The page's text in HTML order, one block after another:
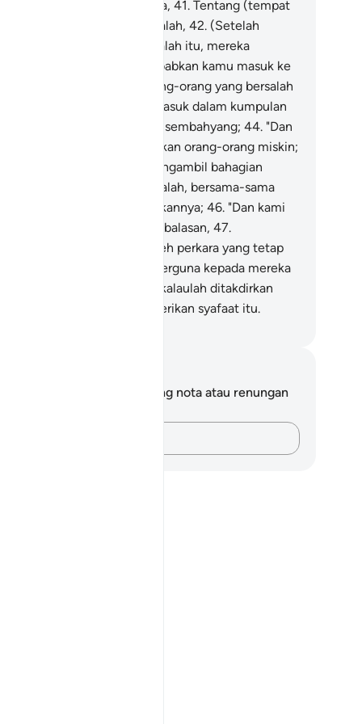
mereka bertanya-tanya, 41. Tentang (tempat
orang-orang yang bersalah, 42. (Setelah
orang-orang yang bersalah itu, mereka
"Apakah yang menyebabkan kamu masuk ke
Orang-orang yang bersalah
"Kami tidak termasuk dalam kumpulan
orang yang mengerjakan sembahyang; 44. "Dan
tidak pernah memberi makan orang-orang miskin;
"Dan kami dahulu selalu mengambil bahagian
perkara yang salah, bersama-sama
orang yang memperkatakannya; 46. "Dan kami
mendustakan hari pembalasan, 47.
kami didatangi oleh perkara yang tetap
Maka tidak akan berguna kepada mereka
syafaat pertolongan (kalaulah ditakdirkan
sesiapa yang boleh memberikan syafaat itu.
tidak mempunyai sebarang nota atau renungan